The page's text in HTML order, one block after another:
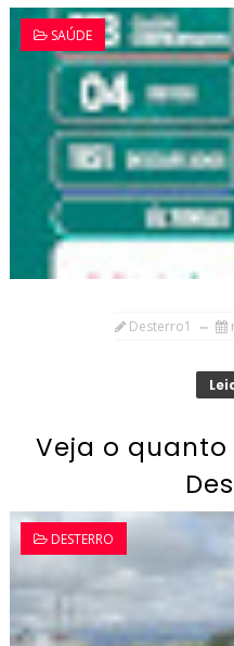
SAÚDE
Desterro1
Veja o quanto
DESTERRO